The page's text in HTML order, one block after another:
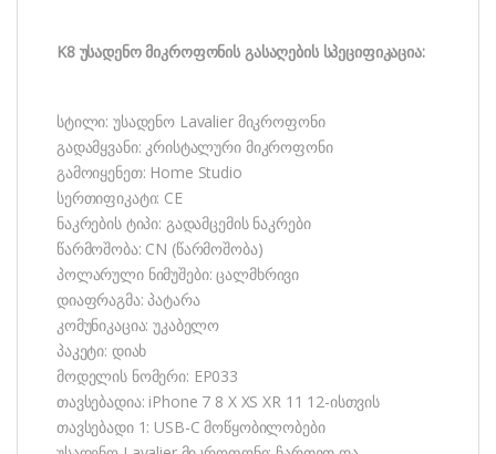
K8 უსადენო მიკროფონის გასაღების სპეციფიკაცია:
სტილი: უსადენო Lavalier მიკროფონი
გადამყვანი: კრისტალური მიკროფონი
გამოიყენეთ: Home Studio
სერთიფიკატი: CE
ნაკრების ტიპი: გადამცემის ნაკრები
წარმოშობა: CN (წარმოშობა)
პოლარული ნიმუშები: ცალმხრივი
დიაფრაგმა: პატარა
კომუნიკაცია: უკაბელო
პაკეტი: დიახ
მოდელის ნომერი: EP033
თავსებადია: iPhone 7 8 X XS XR 11 12-ისთვის
თავსებადი 1: USB-C მოწყობილობები